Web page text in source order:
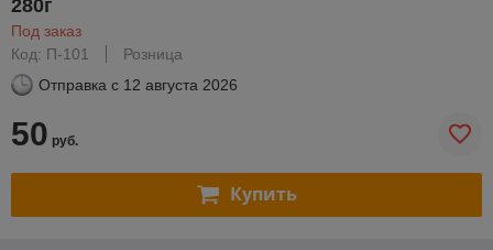
280г
Под заказ
Код: П-101
Розница
Отправка с 12 августа 2026
50 руб.
Купить